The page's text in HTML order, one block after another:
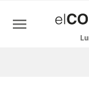
económicos
Colombia
menu